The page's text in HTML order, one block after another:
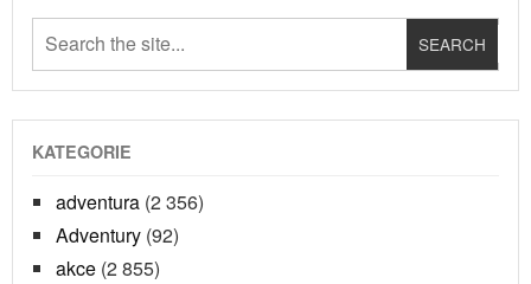
KATEGORIE
adventura (2 356)
Adventury (92)
akce (2 855)